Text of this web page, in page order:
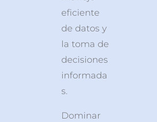
eficiente
de datos y
la toma de
decisiones
informada
s.
Dominar